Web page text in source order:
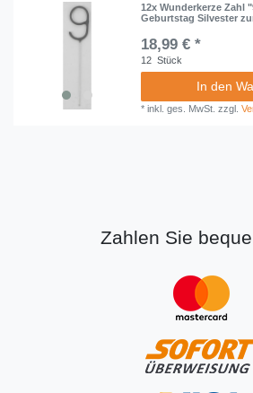
12x Wunderkerze Zahl
Geburtstag Silvester
18,99 € *
12 Stück
In den
*inkl. ges. MwSt. zzgl.
Zahlen Sie